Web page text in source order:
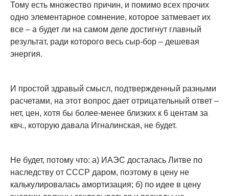
Тому есть множество причин, и помимо всех прочих
одно элементарное сомнение, которое затмевает их
все – а будет ли на самом деле достигнут главный
результат, ради которого весь сыр-бор – дешевая
энергия.
И простой здравый смысл, подтвержденный разными
расчетами, на этот вопрос дает отрицательный ответ –
нет, цен, хотя бы более-менее близких к 6 центам за
квч., которую давала Игналинская, не будет.
Не будет, потому что: а) ИАЭС досталась Литве по
наследству от СССР даром, поэтому в цену не
калькулировалась амортизация; б) по идее в цену